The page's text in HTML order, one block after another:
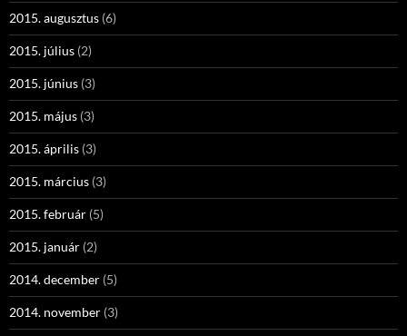
2015. augusztus (6)
2015. július (2)
2015. június (3)
2015. május (3)
2015. április (3)
2015. március (3)
2015. február (5)
2015. január (2)
2014. december (5)
2014. november (3)